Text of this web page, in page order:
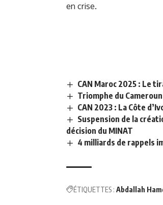
en crise.
CAN Maroc 2025 : Le
Triomphe du
CAN 2023 : La Côte
Suspension de la
décision du MINAT
4 milliards de rappels
ÉTIQUETTES : Abdallah